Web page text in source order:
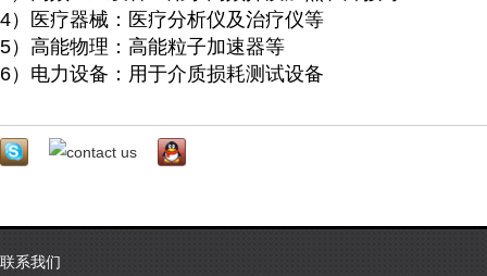
4）医疗器械：医疗分析仪及治疗仪等
5）高能物理：高能粒子加速器等
6）电力设备：用于介质损耗测试设备
联系我们